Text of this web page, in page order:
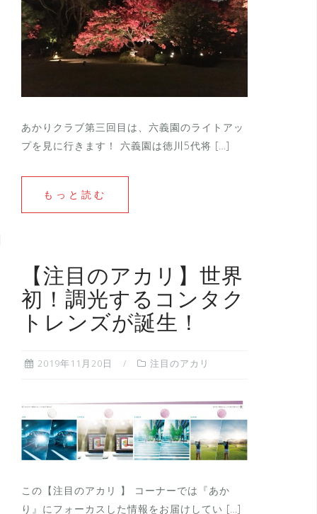
あかりクラブ第三回目は、六義園のライトアッ
プを見に行きます！ 六義園は徳川5代将 […]
もっと読む
【注目のアカリ】世界
初！調光するコンタク
トレンズが誕生！
2019年11月20日 注目のアカリ
この【注目のアカリ 】 コーナーでは『あか
り』にフォーカスした情報をお届けしてい […]